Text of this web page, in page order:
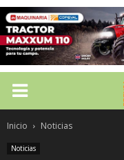
Inicio Noticias
Noticias